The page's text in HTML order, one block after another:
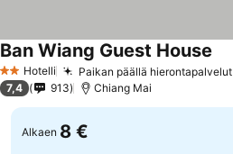
2 Tähtiluokitus
Hotelli Paikan päällä hierontapalvelut
Ban Wiang Guest House
7,4 913 Chiang Mai
Alkaen 8 €